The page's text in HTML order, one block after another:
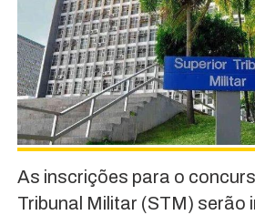
As inscrições para o
Tribunal Militar (STM) serão